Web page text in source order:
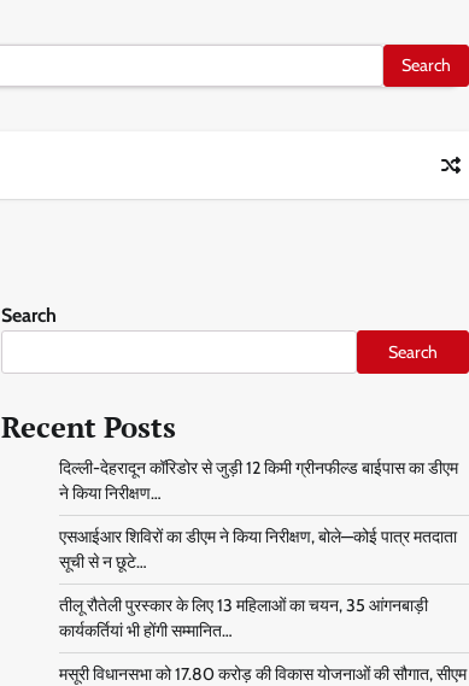
Search
Search
Recent Posts
दिल्ली-देहरादून कॉरिडोर से जुड़ी 12 किमी ग्रीनफील्ड बाईपास का डीएम
ने किया निरीक्षण…
एसआईआर शिविरों का डीएम ने किया निरीक्षण, बोले—कोई पात्र मतदाता
सूची से न छूटे…
तीलू रौतेली पुरस्कार के लिए 13 महिलाओं का चयन, 35 आंगनबाड़ी
कार्यकर्तियां भी होंगी सम्मानित…
मसूरी विधानसभा को 17.80 करोड़ की विकास योजनाओं की सौगात, सीएम